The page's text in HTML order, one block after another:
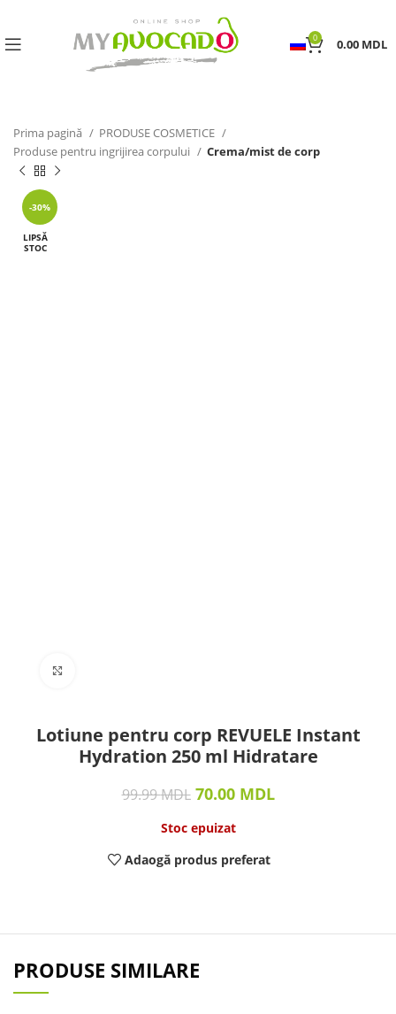
0 0.00 MDL
Prima pagină
PRODUSE COSMETICE
Produse pentru ingrijirea corpului
Crema/mist de corp
-30%
LIPSĂ
STOC
Lotiune pentru corp REVUELE Instant
Hydration 250 ml Hidratare
99.99MDL 70.00 MDL
Stoc epuizat
Adaogă produs preferat
PRODUSE SIMILARE